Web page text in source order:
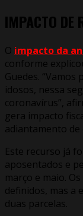
IMPACTO DE
O impacto da
conforme
Guedes.
idosos, nessa
coronavírus”,
gera impacto
adiantamento de
Este recurso já
aposentados e
março e maio.
definidos, mas a
duas parcelas.